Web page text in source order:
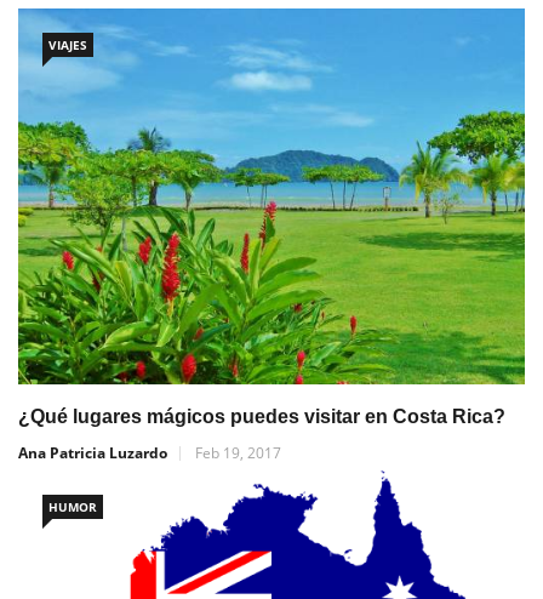
VIAJES
¿Qué lugares mágicos puedes visitar en Costa Rica?
Ana Patricia Luzardo
Feb 19, 2017
HUMOR